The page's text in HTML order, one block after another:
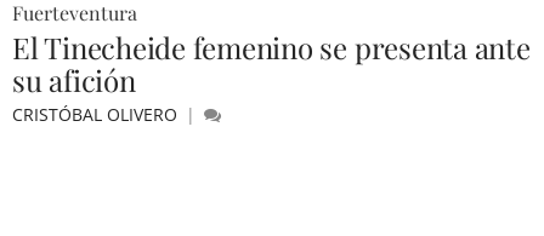
Fuerteventura
El Tinecheide femenino se presenta ante
su afición
CRISTÓBAL OLIVERO